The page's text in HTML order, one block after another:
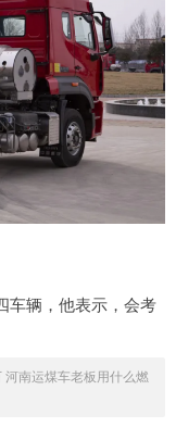
车辆，他表示，会考
南运煤车老板用什么燃